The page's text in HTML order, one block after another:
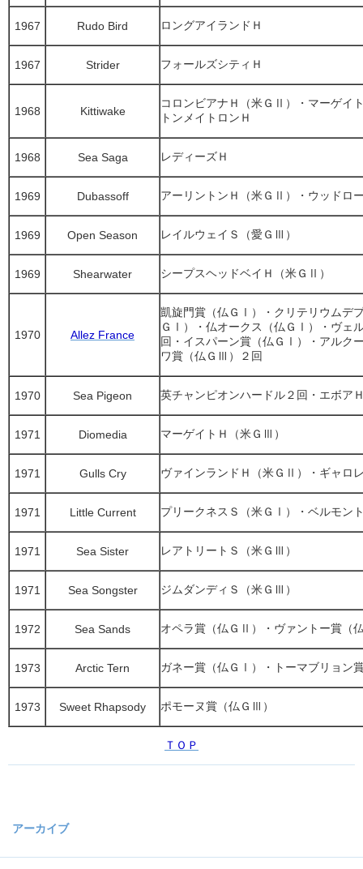
1967 Rudo Bird ロングアイランドＨ
1967 Strider フォールズシティＨ
1968 Kittiwake
コロンビアナＨ（米ＧⅡ）・マーゲイ
トンメイトロンＨ
1968 Sea Saga レディーズＨ
1969 Dubassoff アーリントンＨ（米ＧⅡ）・ウッドロ
1969 Open Season レイルウェイＳ（愛ＧⅢ）
1969 Shearwater シープスヘッドベイＨ（米ＧⅡ）
1970 Allez France
凱旋門賞（仏ＧⅠ）・クリテリウムデ
ＧⅠ）・仏オークス（仏ＧⅠ）・ヴェ
回・イスパーン賞（仏ＧⅠ）・アルク
ワ賞（仏ＧⅢ）２回
1970 Sea Pigeon 英チャンピオンハードル２回・エボア
1971 Diomedia マーゲイトＨ（米ＧⅢ）
1971 Gulls Cry ヴァインランドＨ（米ＧⅡ）・ギャロ
1971 Little Current プリークネスＳ（米ＧⅠ）・ベルモン
1971 Sea Sister レアトリートＳ（米ＧⅢ）
1971 Sea Songster ジムダンディＳ（米ＧⅢ）
1972 Sea Sands オペラ賞（仏ＧⅡ）・ヴァントー賞（
1973 Arctic Tern ガネー賞（仏ＧⅠ）・トーマブリョン
1973 Sweet Rhapsody ポモーヌ賞（仏ＧⅢ）
ＴＯＰ
アーカイブ